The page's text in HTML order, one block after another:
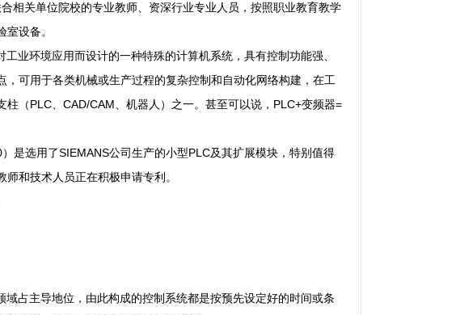
相关单位院校的专业教师、资深行业专业人员，按照职业教育教学
设备。
业环境应用而设计的一种特殊的计算机系统，具有控制功能强、
可用于各类机械或生产过程的复杂控制和自动化网络构建，在工
（PLC、CAD/CAM、机器人）之一。甚至可以说，PLC+变频器=
是选用了SIEMANS公司生产的小型PLC及其扩展模块，特别值得
和技术人员正在积极申请专利。
占主导地位，由此构成的控制系统都是按预先设定好的时间或条